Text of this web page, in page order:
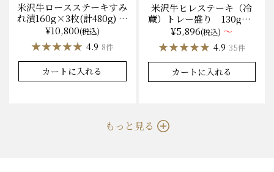
米沢牛ロースステーキすみ
れ漬160g×3枚(計480g) 木
箱入 味噌酒粕漬け/冷蔵
送料無料
¥10,800(税込)
★★★★★
★★★★★ 4.9 8件
カートに入れる
米沢牛ヒレステーキ（冷
蔵）トレー盛り 130g×1
枚から量り売り
¥5,896(税込) ～
★★★★★
★★★★★ 4.9 35件
カートに入れる
もっと見る